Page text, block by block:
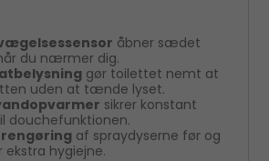
åbner sædet
du nærmer dig.
gør toilettet nemt at
uden at tænde lyset.
sikrer konstant
douchefunktionen.
af spraydyserne før og
hygiejne.